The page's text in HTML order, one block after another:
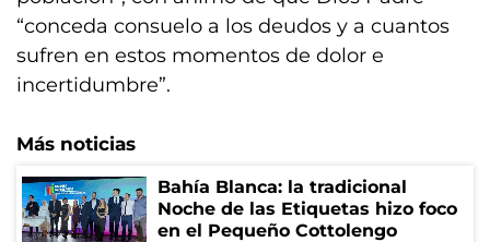
“conceda consuelo a los deudos y a cuantos
sufren en estos momentos de dolor e
incertidumbre”.
Más noticias
Bahía Blanca: la tradicional
Noche de las Etiquetas hizo foco
en el Pequeño Cottolengo